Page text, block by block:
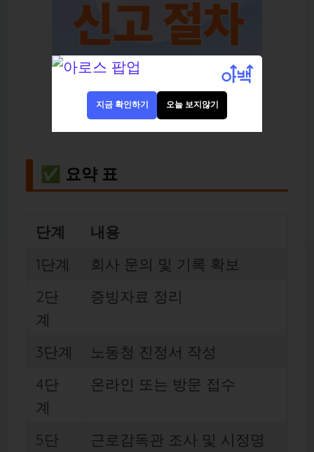
✅ 요약 표
단계
내용
1단계
회사 문의 및 기록 확보
2단
계
증빙자료 정리
3단계
노동청 진정서 작성
4단
계
온라인 또는 방문 접수
5단
근로감독관 조사 및 시정명
지금 확인하기 오늘 보지않기